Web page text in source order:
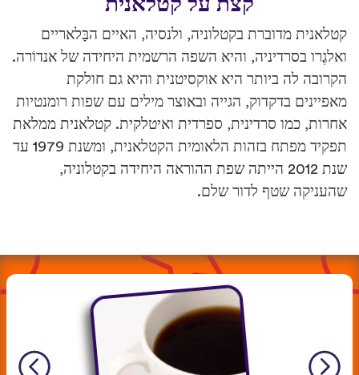
קטלאנית מדוברת בקטלוניה, ולנסיה, האיים הבָּלאריים
ואלגֶרו בסרדיניה, והיא השפה הרשמית היחידה של אנדוֹרה.
הקרובה לה ביותר היא אוקסיטנית והיא גם חולקת
מאפיינים בדקדוק, הגייה ובאוצר מילים עם שפות רומנטיות
אחרות, כמו סרדינית, ספרדית ואיטלקית. קטלאנית ממלאת
תפקיד מפתח בזהות הלאומית הקטלאנית, ומשנת 1979 עד
שנת 2012 הייתה שפת ההוראה היחידה בקטלוניה,
שהעניקה שטף לדור שלם.